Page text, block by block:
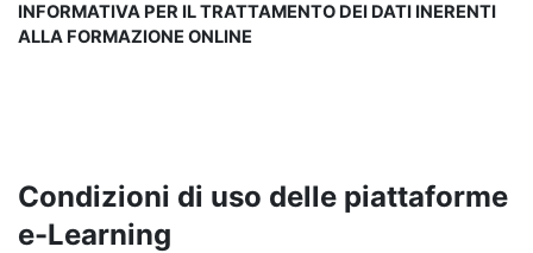
INFORMATIVA PER IL TRATTAMENTO DEI DATI INERENTI
ALLA FORMAZIONE ONLINE
Condizioni di uso delle piattaforme
e-Learning